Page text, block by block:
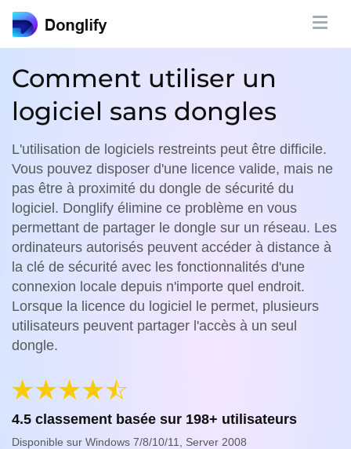
Comment utiliser un
logiciel sans dongles
L'utilisation de logiciels restreints peut être difficile.
Vous pouvez disposer d'une licence valide, mais ne
pas être à proximité du dongle de sécurité du
logiciel. Donglify élimine ce problème en vous
permettant de partager le dongle sur un réseau. Les
ordinateurs autorisés peuvent accéder à distance à
la clé de sécurité avec les fonctionnalités d'une
connexion locale depuis n'importe quel endroit.
Lorsque la licence du logiciel le permet, plusieurs
utilisateurs peuvent partager l'accès à un seul
dongle.
4.5 classement basée sur 198+ utilisateurs
Disponible sur Windows 7/8/10/11, Server 2008